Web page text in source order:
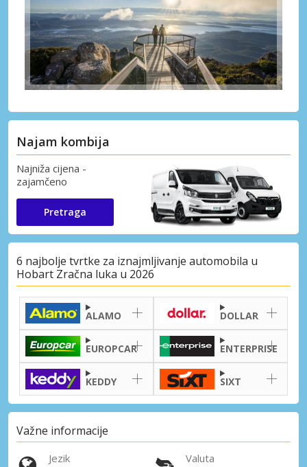
Najam kombija
Najniža cijena -
zajamčeno
Pretraga
6 najbolje tvrtke za iznajmljivanje automobila u
Hobart Zračna luka u 2026
ALAMO DOLLAR
EUROPCAR ENTERPRISE
KEDDY SIXT
Važne informacije
Jezik Valuta